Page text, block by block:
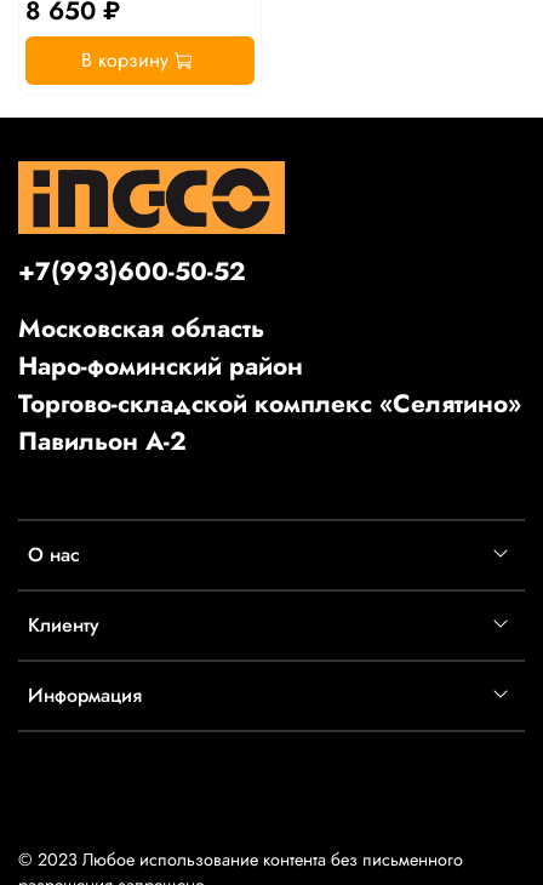
8 650 ₽
В корзину
О нас
Клиенту
Информация
+7(993)600-50-52
Московская область
Наро-фоминский район
Торгово-складской комплекс «Селятино»
Павильон А-2
© 2023 Любое использование контента без письменного